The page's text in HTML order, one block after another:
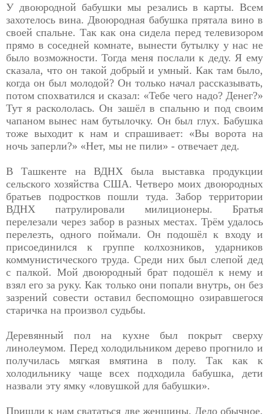
У двоюродной бабушки мы резались в карты. Всем
захотелось вина. Двоюродная бабушка прятала вино в
своей спальне. Так как она сидела перед телевизором
прямо в соседней комнате, вынести бутылку у нас не
было возможности. Тогда меня послали к деду. Я ему
сказала, что он такой добрый и умный. Как там было,
когда он был молодой? Он только начал рассказывать,
потом спохватился и сказал: «Тебе чего надо? Денег?»
Тут я раскололась. Он зашёл в спальню и под своим
чапаном вынес нам бутылочку. Он был глух. Бабушка
тоже выходит к нам и спрашивает: «Вы ворота на
ночь заперли?» «Нет, мы не пили» - отвечает дед.
В Ташкенте на ВДНХ была выставка продукции
сельского хозяйства США. Четверо моих двоюродных
братьев подростков пошли туда. Забор территории
ВДНХ патрулировали милиционеры. Братья
перелезали через забор в разных местах. Трём удалось
перелезть, одного поймали. Он подошёл к входу и
присоединился к группе колхозников, ударников
коммунистического труда. Среди них был слепой дед
с палкой. Мой двоюродный брат подошёл к нему и
взял его за руку. Как только они попали внутрь, он без
зазрений совести оставил беспомощно озиравшегося
старичка на произвол судьбы.
Деревянный пол на кухне был покрыт сверху
линолеумом. Перед холодильником дерево прогнило и
получилась мягкая вмятина в полу. Так как к
холодильнику чаще всех подходила бабушка, дети
назвали эту ямку «ловушкой для бабушки».
Пришли к нам свататься две женщины. Дело обычное.